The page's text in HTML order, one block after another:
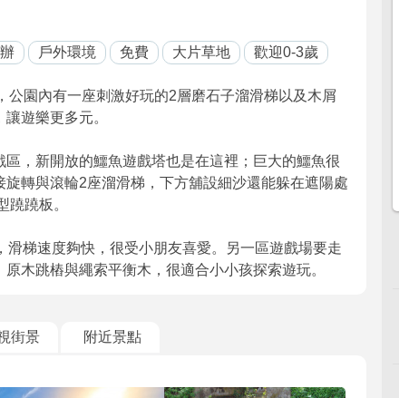
戶外環境 免費 大片草地 歡迎0-3歲
園內有一座刺激好玩的2層磨石子溜滑梯以及木屑
遊樂更多元。
，新開放的鱷魚遊戲塔也是在這裡；巨大的鱷魚很
轉與滾輪2座溜滑梯，下方舖設細沙還能躲在遮陽處
蹺板。
梯速度夠快，很受小朋友喜愛。另一區遊戲場要走
木跳樁與繩索平衡木，很適合小小孩探索遊玩。
街景 附近景點